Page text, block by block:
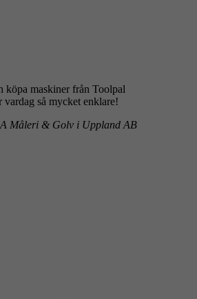
köpa maskiner från Toolpal
vardag så mycket enklare!
A Måleri & Golv i Uppland AB